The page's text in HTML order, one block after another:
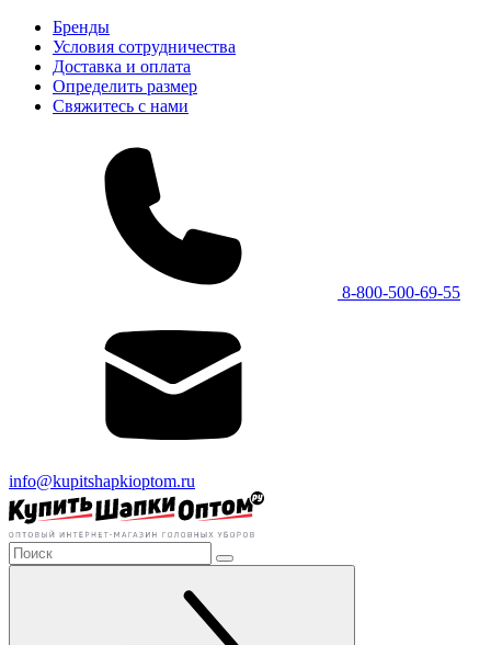
Бренды
Условия сотрудничества
Доставка и оплата
Определить размер
Свяжитесь с нами
8-800-500-69-55
info@kupitshapkioptom.ru